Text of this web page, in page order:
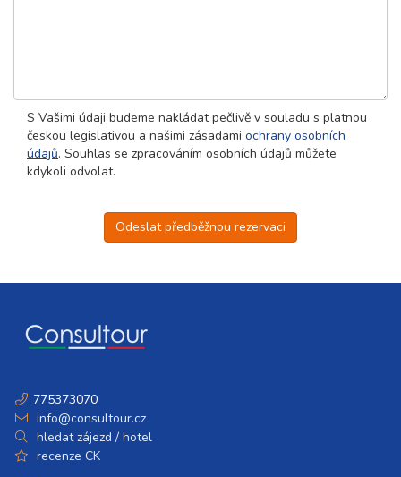
S Vašimi údaji budeme nakládat pečlivě v souladu s platnou
českou legislativou a našimi zásadami ochrany osobních
údajů. Souhlas se zpracováním osobních údajů můžete
kdykoli odvolat.
Odeslat předběžnou rezervaci
775373070
info@consultour.cz
hledat zájezd / hotel
recenze CK